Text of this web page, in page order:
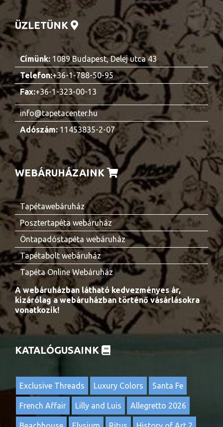
ÜZLETÜNK
Címünk: 1089 Budapest, Delej utca 43
Telefon:+36-1-788-50-95
Fax:+36-1-323-00-13
info@tapetacenter.hu
Adószám:11453835-2-07
WEBÁRUHÁZAINK
Tapétawebáruház
Posztertapéta webáruház
Öntapadóstapéta webáruház
Tapétabolt webáruház
Tapéta Online Webáruház
A webáruházban látható kedvezményes ár,
kizárólag a webáruházban történő vásárlásokra
vonatkozik!
KATALÓGUSAINK
Exclusive Threads Luxury Colors Santa Fe
French Affair Lilly and Luis Allegretto 2026